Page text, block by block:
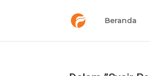
Beranda